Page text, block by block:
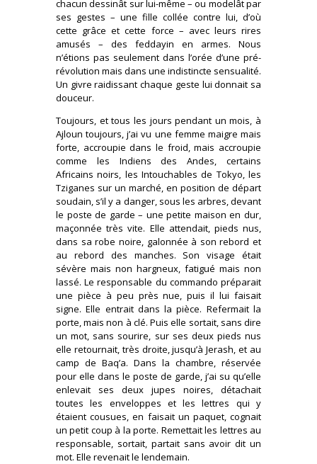
chacun dessinât sur lui-même – ou modelât par
ses gestes – une fille collée contre lui, d’où
cette grâce et cette force – avec leurs rires
amusés – des feddayin en armes. Nous
n’étions pas seulement dans l’orée d’une pré-
révolution mais dans une indistincte sensualité.
Un givre raidissant chaque geste lui donnait sa
douceur.
Toujours, et tous les jours pendant un mois, à
Ajloun toujours, j’ai vu une femme maigre mais
forte, accroupie dans le froid, mais accroupie
comme les Indiens des Andes, certains
Africains noirs, les Intouchables de Tokyo, les
Tziganes sur un marché, en position de départ
soudain, s’il y a danger, sous les arbres, devant
le poste de garde – une petite maison en dur,
maçonnée très vite. Elle attendait, pieds nus,
dans sa robe noire, galonnée à son rebord et
au rebord des manches. Son visage était
sévère mais non hargneux, fatigué mais non
lassé. Le responsable du commando préparait
une pièce à peu près nue, puis il lui faisait
signe. Elle entrait dans la pièce. Refermait la
porte, mais non à clé. Puis elle sortait, sans dire
un mot, sans sourire, sur ses deux pieds nus
elle retournait, très droite, jusqu’à Jerash, et au
camp de Baq’a. Dans la chambre, réservée
pour elle dans le poste de garde, j’ai su qu’elle
enlevait ses deux jupes noires, détachait
toutes les enveloppes et les lettres qui y
étaient cousues, en faisait un paquet, cognait
un petit coup à la porte. Remettait les lettres au
responsable, sortait, partait sans avoir dit un
mot. Elle revenait le lendemain.